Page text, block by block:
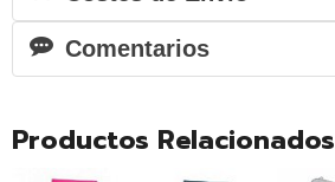
Comentarios
Productos Relacionados